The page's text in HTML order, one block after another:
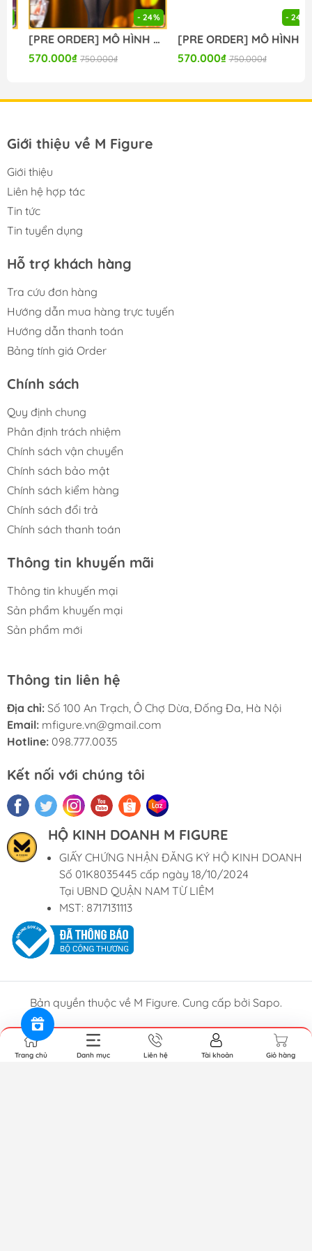
#figure_chinh_hang #mo_hinh_tinh #nendoroid
#gameprize #scalefigure
- 24%
[PRE ORDER] MÔ HÌNH Seitokai ni mo Ana wa Aru! - Kotobuki Hisako - BiCute Bunnies (FuRyu) FIGURE CHÍNH HÃNG
570.000₫ 750.000₫
- 24%
[PRE ORDER] MÔ HÌNH To Aru Kagaku no Railgun - Misaka Mikoto - Moflock - Fluffy Bunny Ver. (Taito) FIGURE CHÍNH HÃNG
570.000₫ 750.000₫
Giới thiệu về M Figure
Giới thiệu
Liên hệ hợp tác
Tin tức
Tin tuyển dụng
Hỗ trợ khách hàng
Tra cứu đơn hàng
Hướng dẫn mua hàng trực tuyến
Hướng dẫn thanh toán
Bảng tính giá Order
Chính sách
Quy định chung
Phân định trách nhiệm
Chính sách vận chuyển
Chính sách bảo mật
Chính sách kiểm hàng
Chính sách đổi trả
Chính sách thanh toán
Thông tin khuyến mãi
Thông tin khuyến mại
Sản phẩm khuyến mại
Sản phẩm mới
Thông tin liên hệ
Địa chỉ: Số 100 An Trạch, Ô Chợ Dừa, Đống Đa, Hà Nội
Email: mfigure.vn@gmail.com
Hotline: 098.777.0035
Kết nối với chúng tôi
HỘ KINH DOANH M FIGURE
GIẤY CHỨNG NHẬN ĐĂNG KÝ HỘ KINH DOANH
Số 01K8035445 cấp ngày 18/10/2024
Tại UBND QUẬN NAM TỪ LIÊM
MST: 8717131113
Bản quyền thuộc về M Figure. Cung cấp bởi Sapo.
Trang chủ Danh mục Liên hệ Tài khoản Giỏ hàng